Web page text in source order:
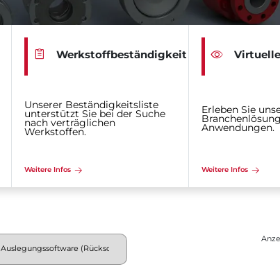
Werkstoffbeständigkeit
Unserer Beständigkeitsliste
unterstützt Sie bei der Suche
nach verträglichen
Werkstoffen.
Weitere Infos
Erleben Sie
Anwendungen.
Weitere Infos